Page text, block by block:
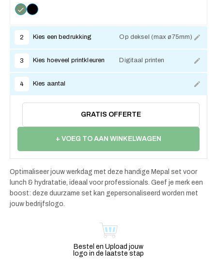
2 Kies een bedrukking Op deksel (max ø75mm)
3 Kies hoeveel printkleuren Digitaal printen
4 Kies aantal
GRATIS OFFERTE
+ VOEG TO AAN WINKELWAGEN
Optimaliseer jouw werkdag met deze handige Mepal set voor
lunch & hydratatie, ideaal voor professionals. Geef je merk een
boost: deze duurzame set kan gepersonaliseerd worden met
jouw bedrijfslogo.
Bestel en Upload jouw
logo in de laatste stap